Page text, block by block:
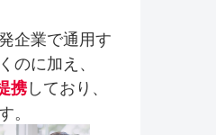
企業で通用す
のに加え、
携しており、
。